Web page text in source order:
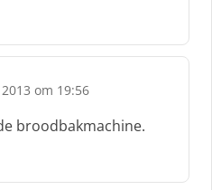
om 19:56
broodbakmachine.